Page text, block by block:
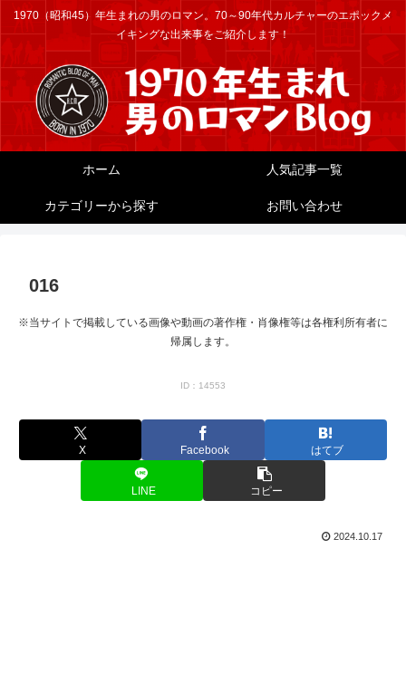
1970（昭和45）年生まれの男のロマン。70～90年代カルチャーのエポックメ
イキングな出来事をご紹介します！
ホーム 人気記事一覧
カテゴリーから探す お問い合わせ
016
※当サイトで掲載している画像や動画の著作権・肖像権等は各権利所有者に
帰属します。
ID：14553
X Facebook はてブ
LINE コピー
2024.10.17